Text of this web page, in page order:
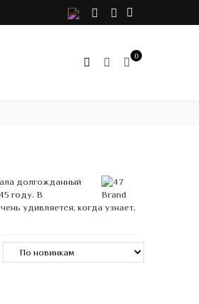
VK Telegram
0
долгожданный
году. В
удивляется, когда узнает,